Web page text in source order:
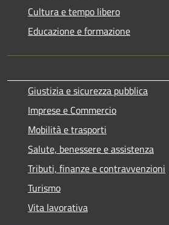
Cultura e tempo libero
Educazione e formazione
Giustizia e sicurezza pubblica
Imprese e Commercio
Mobilità e trasporti
Salute, benessere e assistenza
Tributi, finanze e contravvenzioni
Turismo
Vita lavorativa